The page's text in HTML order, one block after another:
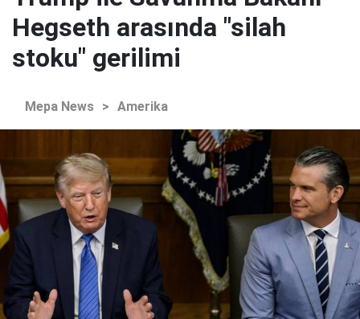
Hegseth arasında "silah
stoku" gerilimi
Mepa News > Amerika